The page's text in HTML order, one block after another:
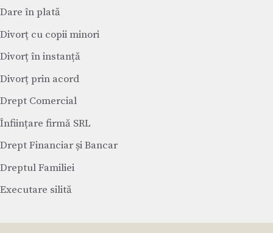
Dare în plată
Divorț cu copii minori
Divorț în instanță
Divorț prin acord
Drept Comercial
Înființare firmă SRL
Drept Financiar și Bancar
Dreptul Familiei
Executare silită